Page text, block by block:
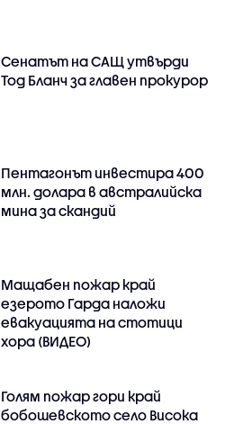
Сенатът на САЩ утвърди
Тод Бланч за главен прокурор
Пентагонът инвестира 400
млн. долара в австралийска
мина за скандий
Мащабен пожар край
езерото Гарда наложи
евакуацията на стотици
хора (ВИДЕО)
Голям пожар гори край
бобошевското село Висока